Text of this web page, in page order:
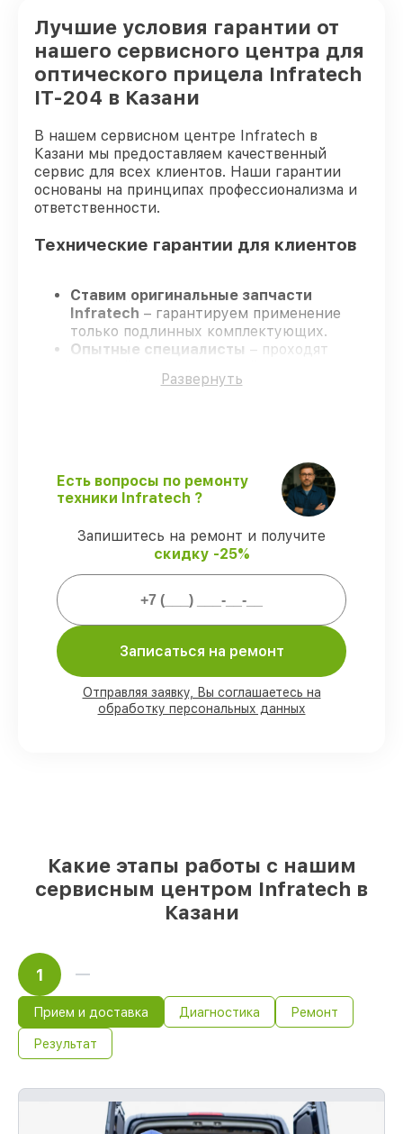
Лучшие условия гарантии от
нашего сервисного центра для
оптического прицела Infratech
IT-204 в Казани
В нашем сервисном центре Infratech в
Казани мы предоставляем качественный
сервис для всех клиентов. Наши гарантии
основаны на принципах профессионализма и
ответственности.
Технические гарантии для клиентов
Ставим оригинальные запчасти
Infratech – гарантируем применение
только подлинных комплектующих.
Опытные специалисты – проходят
обеспечивает надёжную работу
Поддержка после ремонта
– все все
виды ремонта защищены официальной
Мы гарантируем:
присутствии
комплектующих Infratech имеются
поступают оперативно
Оригинальные комплектующие
Развернуть
Есть вопросы по ремонту
техники Infratech ?
Запишитесь на ремонт и получите
скидку -25%
Записаться на ремонт
Отправляя заявку, Вы соглашаетесь на
обработку персональных данных
Какие этапы работы с нашим
сервисным центром Infratech в
Казани
1
Прием и доставка Диагностика Ремонт
Результат